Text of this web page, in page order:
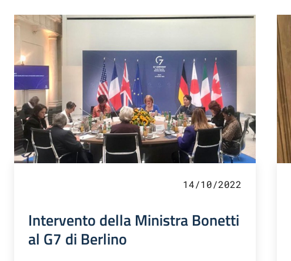
14/10/2022
Intervento della Ministra Bonetti
al G7 di Berlino